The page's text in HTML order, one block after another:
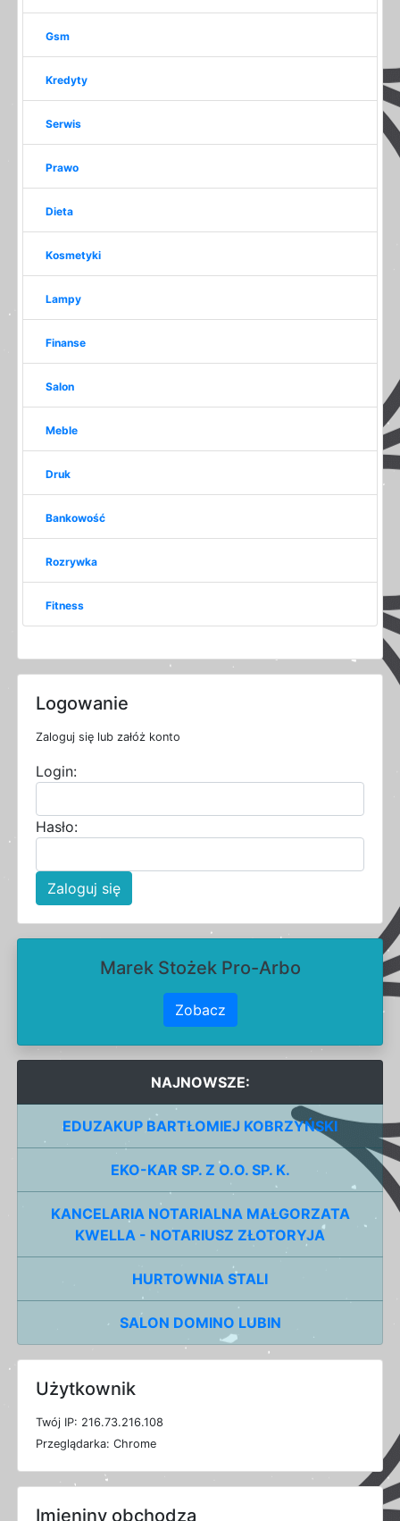
Gsm
Kredyty
Serwis
Prawo
Dieta
Kosmetyki
Lampy
Finanse
Salon
Meble
Druk
Bankowość
Rozrywka
Fitness
Logowanie
Zaloguj się lub załóż konto
Login:
Hasło:
Zaloguj się
Marek Stożek Pro-Arbo
Zobacz
NAJNOWSZE:
EDUZAKUP BARTŁOMIEJ KOBRZYŃSKI
EKO-KAR SP. Z O.O. SP. K.
KANCELARIA NOTARIALNA MAŁGORZATA
KWELLA - NOTARIUSZ ZŁOTORYJA
HURTOWNIA STALI
SALON DOMINO LUBIN
Użytkownik
Twój IP: 216.73.216.108
Przeglądarka: Chrome
Imieniny obchodzą